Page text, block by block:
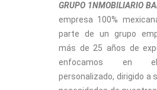
GRUPO 1NMOBILIARIO
empresa 100%
parte de un grupo
más de 25 años de
enfocamos en
personalizado, dirigido a